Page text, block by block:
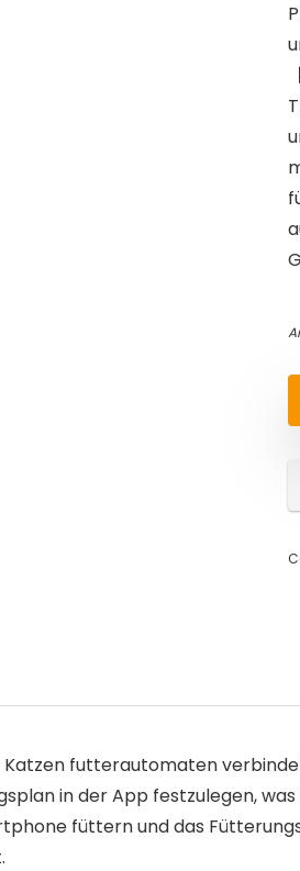
Katzen futterautomaten
in der App festzulegen,
füttern und das